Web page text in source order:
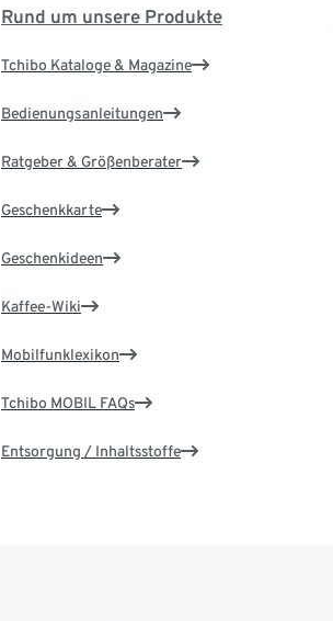
Rund um unsere Produkte
Tchibo Kataloge & Magazine
Bedienungsanleitungen
Ratgeber & Größenberater
Geschenkkarte
Geschenkideen
Kaffee-Wiki
Mobilfunklexikon
Tchibo MOBIL FAQs
Entsorgung / Inhaltsstoffe